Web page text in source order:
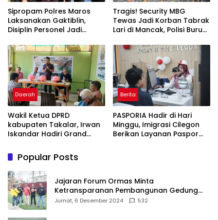
Sipropam Polres Maros
Laksanakan Gaktiblin,
Disiplin Personel Jadi
Tragis! Security MBG
Tewas Jadi Korban Tabrak
Lari di Mancak, Polisi Buru
Kijang Innova
Daerah
Wakil Ketua DPRD
kabupaten Takalar, Irwan
Iskandar Hadiri Grand
Pertama di Takalar,
Melayani Terapis Gratis
untuk Pasien Dhuafa dan
umum.
Berita
PASPORIA Hadir di Hari
Minggu, Imigrasi Cilegon
Berikan Layanan Paspor
Popular Posts
Jajaran Forum Ormas Minta
Ketransparanan Pembangunan Gedung
Damkar Di Kecamatan Cisoka
Jumat, 6 Desember 2024 532